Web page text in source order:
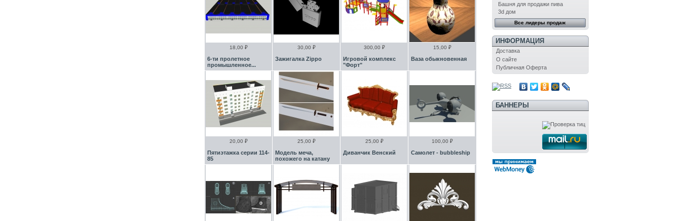
18,00 ₽
6-ти пролетное
промышленное...
30,00 ₽
Зажигалка Zippo
300,00 ₽
Игровой комплекс
"Форт"
15,00 ₽
Ваза обыкновенная
20,00 ₽
Пятиэтажка серии 114-
85
25,00 ₽
Модель меча,
похожего на катану
25,00 ₽
Диванчик Венский
100,00 ₽
Самолет - bubbleship
Башня для продажи пива
3d дом
Все лидеры продаж
ИНФОРМАЦИЯ
Доставка
О сайте
Публичная Оферта
БАННЕРЫ